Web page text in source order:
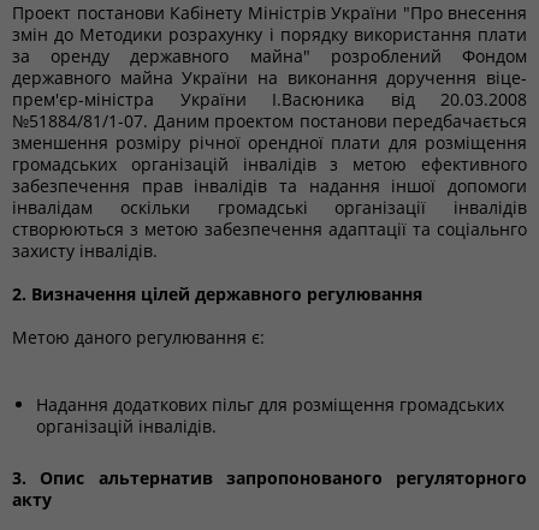
Проект постанови Кабінету Міністрів України "Про внесення
змін до Методики розрахунку і порядку використання плати
за оренду державного майна" розроблений Фондом
державного майна України на виконання доручення віце-
прем'єр-міністра України І.Васюника від 20.03.2008
№51884/81/1-07. Даним проектом постанови передбачається
зменшення розміру річної орендної плати для розміщення
громадських організацій інвалідів з метою ефективного
забезпечення прав інвалідів та надання іншої допомоги
інвалідам оскільки громадські організації інвалідів
створюються з метою забезпечення адаптації та соціальнго
захисту інвалідів.
2. Визначення цілей державного регулювання
Метою даного регулювання є:
Надання додаткових пільг для розміщення громадських
організацій інвалідів.
3. Опис альтернатив запропонованого регуляторного
акту